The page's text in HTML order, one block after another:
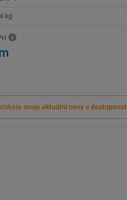
kg
svoje aktuální cenya dostupnost